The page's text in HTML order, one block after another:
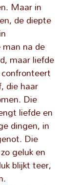
Maar in
de diepte
na de
maar liefde
die haar
Die
liefde en
dingen, in
Die
geluk en
blijkt teer,